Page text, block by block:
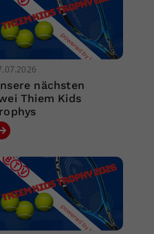
nächsten
Thiem Kids